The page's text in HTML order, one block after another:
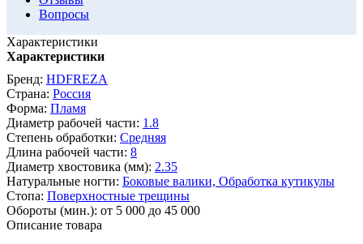
Характеристики
Характеристики
Бренд: HDFREZA
Страна: Россия
Форма: Пламя
Диаметр рабочей части: 1.8
Степень обработки: Средняя
Длина рабочей части: 8
Диаметр хвостовика (мм): 2.35
Натуральные ногти: Боковые валики, Обработка кутикулы
Стопа: Поверхностные трещины
Обороты (мин.): от 5 000 до 45 000
Вопросы
Описание товара